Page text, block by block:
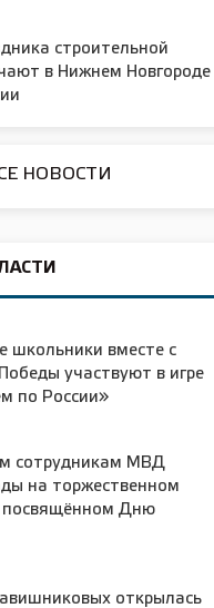
строительной
в Нижнем Новгороде
НОВОСТИ
школьники вместе с
участвуют в игре
по России»
сотрудникам МВД
на торжественном
посвящённом Дню
открылась